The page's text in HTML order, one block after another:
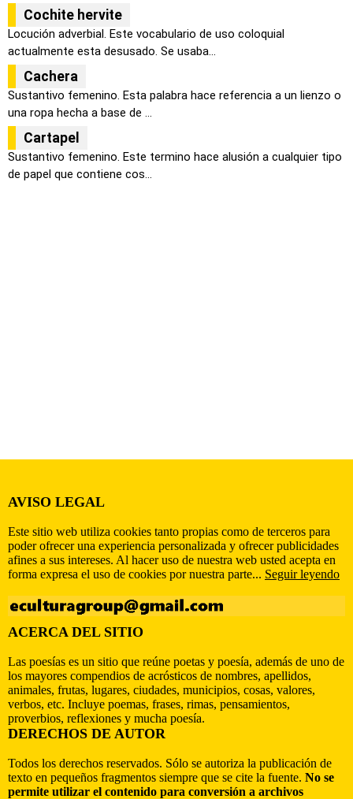
Cochite hervite
Locución adverbial. Este vocabulario de uso coloquial
actualmente esta desusado. Se usaba...
Cachera
Sustantivo femenino. Esta palabra hace referencia a un lienzo o
una ropa hecha a base de ...
Cartapel
Sustantivo femenino. Este termino hace alusión a cualquier tipo
de papel que contiene cos...
AVISO LEGAL
Este sitio web utiliza cookies tanto propias como de terceros para
poder ofrecer una experiencia personalizada y ofrecer publicidades
afines a sus intereses. Al hacer uso de nuestra web usted acepta en
forma expresa el uso de cookies por nuestra parte... Seguir leyendo
ACERCA DEL SITIO
Las poesías es un sitio que reúne poetas y poesía, además de uno de
los mayores compendios de acrósticos de nombres, apellidos,
animales, frutas, lugares, ciudades, municipios, cosas, valores,
verbos, etc. Incluye poemas, frases, rimas, pensamientos,
proverbios, reflexiones y mucha poesía.
DERECHOS DE AUTOR
Todos los derechos reservados. Sólo se autoriza la publicación de
texto en pequeños fragmentos siempre que se cite la fuente. No se
permite utilizar el contenido para conversión a archivos